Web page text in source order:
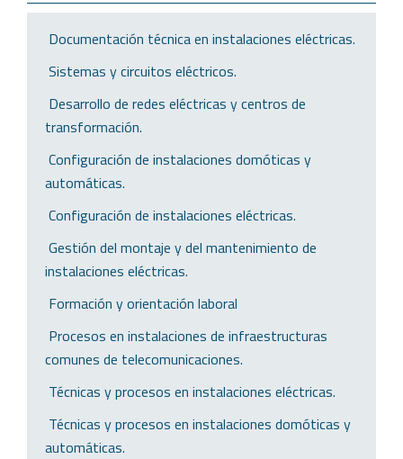
 Documentación técnica en instalaciones eléctricas.
 Sistemas y circuitos eléctricos.
 Desarrollo de redes eléctricas y centros de
transformación.
 Configuración de instalaciones domóticas y
automáticas.
 Configuración de instalaciones eléctricas.
 Gestión del montaje y del mantenimiento de
instalaciones eléctricas.
 Formación y orientación laboral
 Procesos en instalaciones de infraestructuras
comunes de telecomunicaciones.
 Técnicas y procesos en instalaciones eléctricas.
 Técnicas y procesos en instalaciones domóticas y
automáticas.